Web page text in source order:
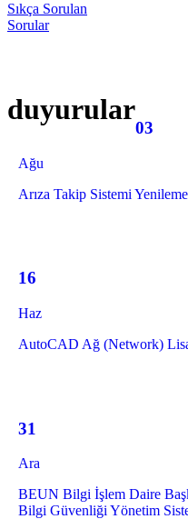
Sıkça Sorulan
Sorular
duyurular
03
Ağu
Arıza Takip Sistemi Yenileme
16
Haz
AutoCAD Ağ (Network)
31
Ara
BEUN Bilgi İşlem Daire
Bilgi Güvenliği Yönetim